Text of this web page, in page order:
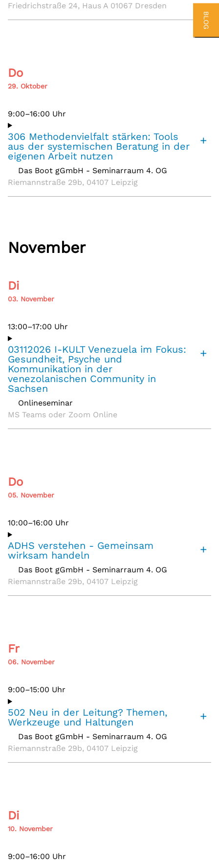
BLOG
Friedrichstraße 24, Haus A 01067 Dresden
Do
29. Oktober
9:00–16:00 Uhr
306 Methodenvielfalt stärken: Tools
aus der systemischen Beratung in der
eigenen Arbeit nutzen
Das Boot gGmbH - Seminarraum 4. OG
Riemannstraße 29b, 04107 Leipzig
+
November
Di
03. November
13:00–17:00 Uhr
03112026 I-KULT Venezuela im Fokus:
Gesundheit, Psyche und
Kommunikation in der
venezolanischen Community in
Sachsen
Onlineseminar
MS Teams oder Zoom Online
+
Do
05. November
10:00–16:00 Uhr
ADHS verstehen - Gemeinsam
wirksam handeln
Das Boot gGmbH - Seminarraum 4. OG
Riemannstraße 29b, 04107 Leipzig
+
Fr
06. November
9:00–15:00 Uhr
502 Neu in der Leitung? Themen,
Werkzeuge und Haltungen
Das Boot gGmbH - Seminarraum 4. OG
Riemannstraße 29b, 04107 Leipzig
+
Di
10. November
9:00–16:00 Uhr